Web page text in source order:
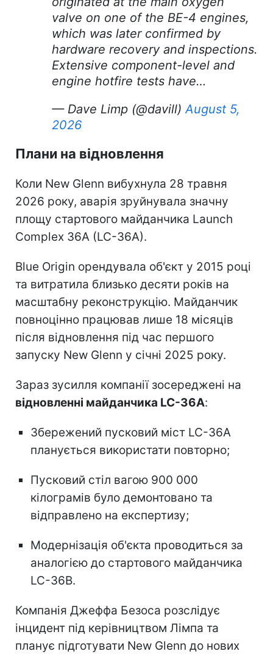
valve on one of the BE-4 engines,
which was later confirmed by
hardware recovery and inspections.
Extensive component-level and
engine hotfire tests have…
— Dave Limp (@davill) August 5,
2026
Плани на відновлення
Коли New Glenn вибухнула 28 травня
2026 року, аварія зруйнувала значну
площу стартового майданчика Launch
Complex 36A (LC-36A).
Blue Origin орендувала об'єкт у 2015 році
та витратила близько десяти років на
масштабну реконструкцію. Майданчик
повноцінно працював лише 18 місяців
після відновлення під час першого
запуску New Glenn у січні 2025 року.
Зараз зусилля компанії зосереджені на
відновленні майданчика LC-36A:
Збережений пусковий міст LC-36A
планується використати повторно;
Пусковий стіл вагою 900 000
кілограмів було демонтовано та
відправлено на експертизу;
Модернізація об'єкта проводиться за
аналогією до стартового майданчика
LC-36B.
Компанія Джеффа Безоса розслідує
інцидент під керівництвом Лімпа та
планує підготувати New Glenn до нових